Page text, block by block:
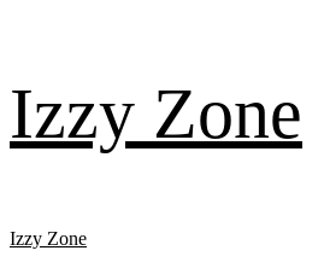
content
Izzy Zone
Primary
Izzy Zone